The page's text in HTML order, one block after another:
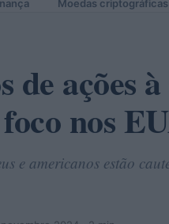
Moedas criptográficas
de ações
nos
e americanos estão